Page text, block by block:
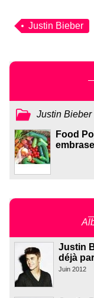
Justin Bieber
Justin Bieber
Food
Justin
déjà
Juin 2012